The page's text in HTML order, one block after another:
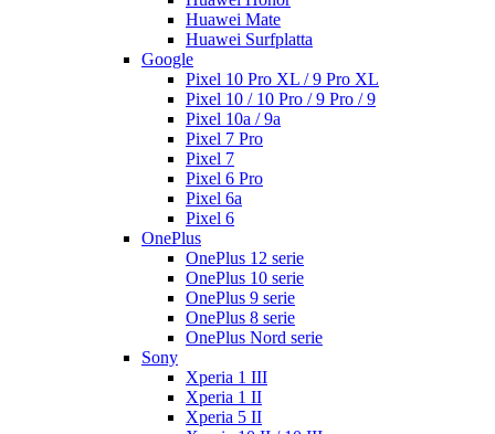
Huawei Mate
Huawei Surfplatta
Google
Pixel 10 Pro XL / 9 Pro XL
Pixel 10 / 10 Pro / 9 Pro / 9
Pixel 10a / 9a
Pixel 7 Pro
Pixel 7
Pixel 6 Pro
Pixel 6a
Pixel 6
OnePlus
OnePlus 12 serie
OnePlus 10 serie
OnePlus 9 serie
OnePlus 8 serie
OnePlus Nord serie
Sony
Xperia 1 III
Xperia 1 II
Xperia 5 II